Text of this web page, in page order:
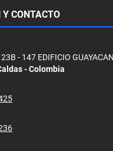
CONTACTO
- 147 EDIFICIO
- Colombia